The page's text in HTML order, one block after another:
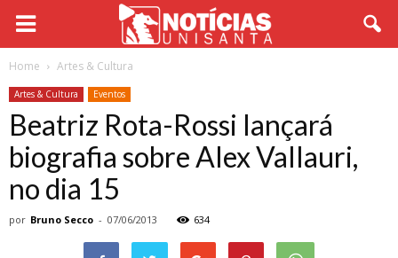
Home Artes & Cultura
Artes & Cultura Eventos
Beatriz Rota-Rossi lançará
biografia sobre Alex Vallauri,
no dia 15
por Bruno Secco - 07/06/2013 634